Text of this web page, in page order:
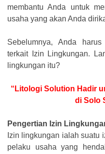
membantu Anda untuk
usaha yang akan Anda
Sebelumnya, Anda
terkait Izin Lingkungan.
lingkungan itu?
“Litologi Solution Hadir
di Solo
Pengertian Izin
Izin lingkungan ialah suatu
pelaku usaha yang